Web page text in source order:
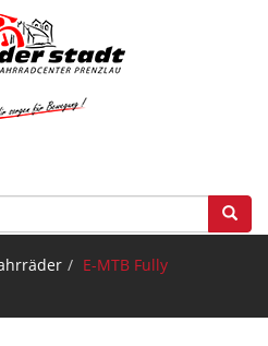
E-MTB Fully